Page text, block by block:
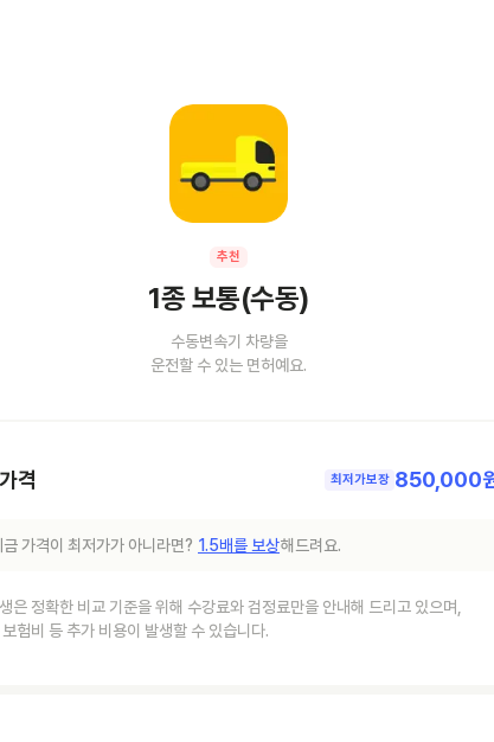
추천
1종 보통(수동)
수동변속기 차량을
운전할 수 있는 면허예요.
격 최저가보장 850,000
금 가격이 최저가가 아니라면? 1.5배를 보상해드려요.
은 정확한 비교 기준을 위해 수강료와 검정료만을 안내해 드리고 있으며,
험비 등 추가 비용이 발생할 수 있습니다.